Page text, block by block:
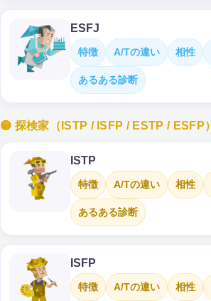
ESFJ
特徴 A/Tの違い 相性
あるある診断
🟡 探検家（ISTP / ISFP / ESTP / ESFP）
ISTP
特徴 A/Tの違い 相性
あるある診断
ISFP
特徴 A/Tの違い 相性